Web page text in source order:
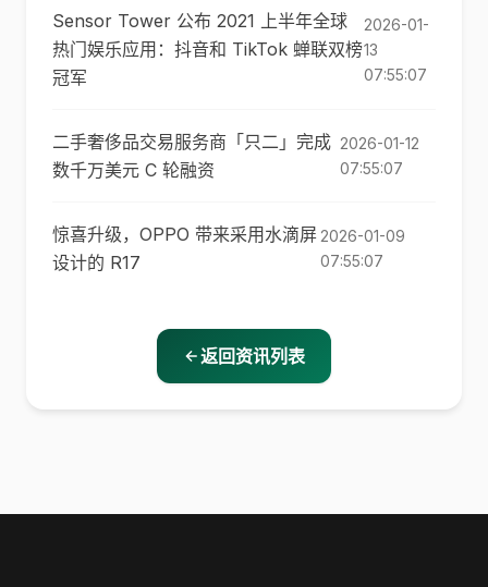
Sensor Tower 公布 2021 上半年全球
热门娱乐应用：抖音和 TikTok 蝉联双榜
冠军
2026-01-
13
07:55:07
二手奢侈品交易服务商「只二」完成
数千万美元 C 轮融资
2026-01-12
07:55:07
惊喜升级，OPPO 带来采用水滴屏
设计的 R17
2026-01-09
07:55:07
返回资讯列表